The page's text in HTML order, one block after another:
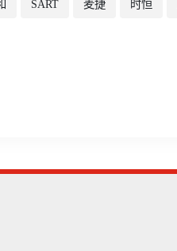
SART 麦捷 时恒